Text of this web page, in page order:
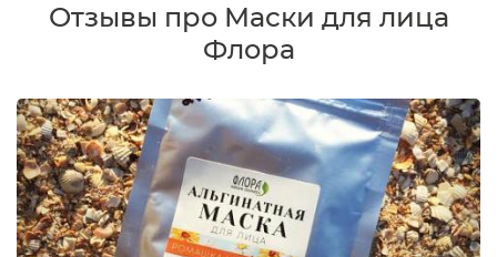
Отзывы про Маски для лица
Флора